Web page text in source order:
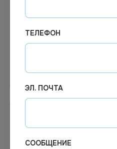
мл прозрачная купольная,
В корзину
ТЕЛЕФОН
ЭЛ. ПОЧТА
СООБЩЕНИЕ